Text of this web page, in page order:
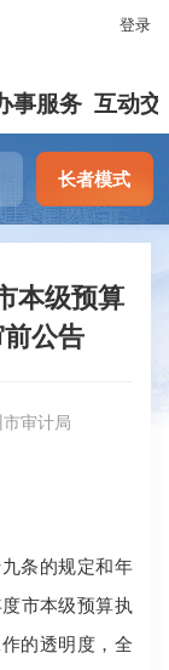
登录
事服务 互动交
长者模式
本级预算
公告
审计局
条的规定和年
市本级预算执
的透明度，全